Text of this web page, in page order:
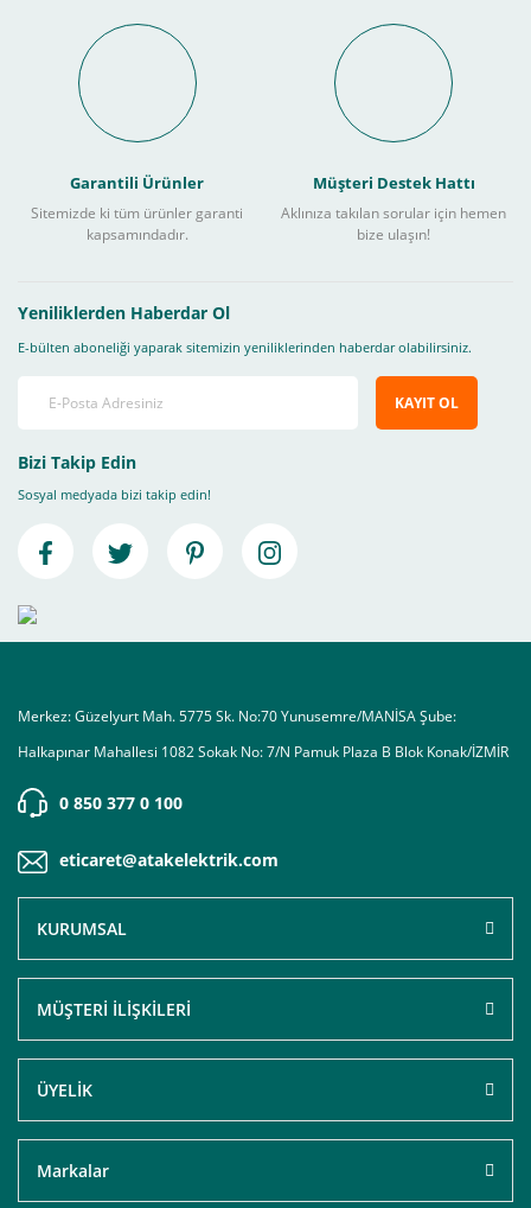
Garantili Ürünler
Sitemizde ki tüm ürünler garanti
kapsamındadır.
Müşteri Destek Hattı
Aklınıza takılan sorular için hemen
bize ulaşın!
Yeniliklerden Haberdar Ol
E-bülten aboneliği yaparak sitemizin yeniliklerinden haberdar olabilirsiniz.
KAYIT OL
Bizi Takip Edin
Sosyal medyada bizi takip edin!
Merkez: Güzelyurt Mah. 5775 Sk. No:70 Yunusemre/MANİSA Şube:
Halkapınar Mahallesi 1082 Sokak No: 7/N Pamuk Plaza B Blok Konak/İZMİR
0 850 377 0 100
eticaret@atakelektrik.com
KURUMSAL
MÜŞTERİ İLİŞKİLERİ
ÜYELİK
Markalar